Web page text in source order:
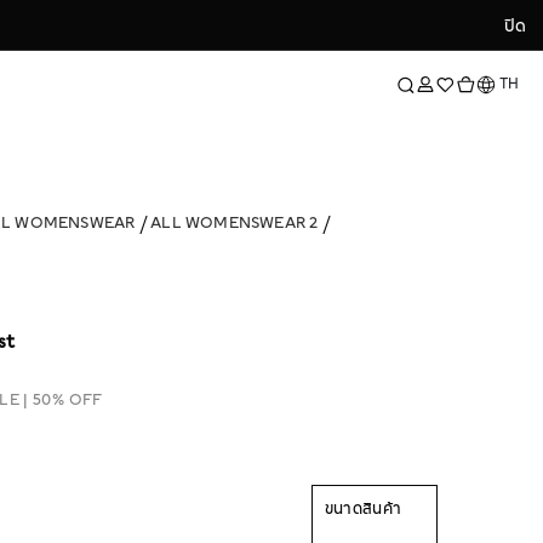
ปิด
ปิด
ภาษาTH
WOMENSWEAR
ALL WOMENSWEAR 2
| 50% OFF
ขนาดสินค้า